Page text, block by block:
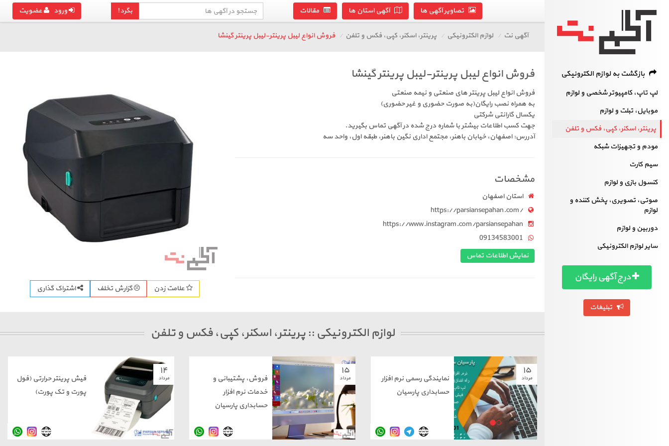
ورود عضویت بگرد! تصاویر آگهی ها آگهی استان ها مقالات
بازگشت به لوازم الکترونیکی
لپ تاپ، کامپیوتر شخصی و لوازم
موبایل، تبلت و لوازم
پرینتر، اسکنر، کپی، فکس و تلفن
مودم و تجهیزات شبکه
سیم کارت
کنسول بازی و لوازم
صوتی، تصویری، پخش کننده و
لوازم
دوربین و لوازم
سایر لوازم الکترونیکی
درج آگهی رایگان
تبلیغات
آگهی نت لوازم الکترونیکی پرینتر، اسکنر، کپی، فکس و تلفن فروش انواع لیبل پرینتر-لیبل پرینتر گینشا
فروش انواع لیبل پرینتر-لیبل پرینتر گینشا
فروش انواع لیبل پرینتر های صنعتی و نیمه صنعتی
به همراه نصب رایگان(به صورت حضوری و غیر حضوری)
یکسال گارانتی شرکتی
جهت کسب اطلاعات بیشتر با شماره درج شده در آگهی تماس بگیرید.
آدررس: اصفهان، خیابان باهنر، مجتمع اداری نگین باهنر، طبقه اول، واحد سه
مشخصات
استان اصفهان
https://parsiansepahan.com/
https://www.instagram.com/parsiansepahan
09134583001
نمایش اطلاعات تماس
علامت زدن گزارش تخلف اشتراک گذاری
لوازم الکترونیکی :: پرینتر، اسکنر، کپی، فکس و تلفن
۱۵
مرداد
نمایندگی رسمی نرم افزار
حسابداری پارسیان
۱۵
مرداد
فروش، پشتیبانی و
خدمات نرم افزار
حسابداری پارسیان
۱۴
مرداد
فیش پرینتر حرارتی (فول
پورت و تک پورت)